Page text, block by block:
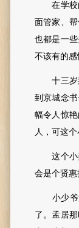
在学校的
面管家、
也都是一
不该有的感
十三岁那
到京城念
幅令人惊
人，可这
这个小美
会是个贤惠
小少爷没
了。孟居